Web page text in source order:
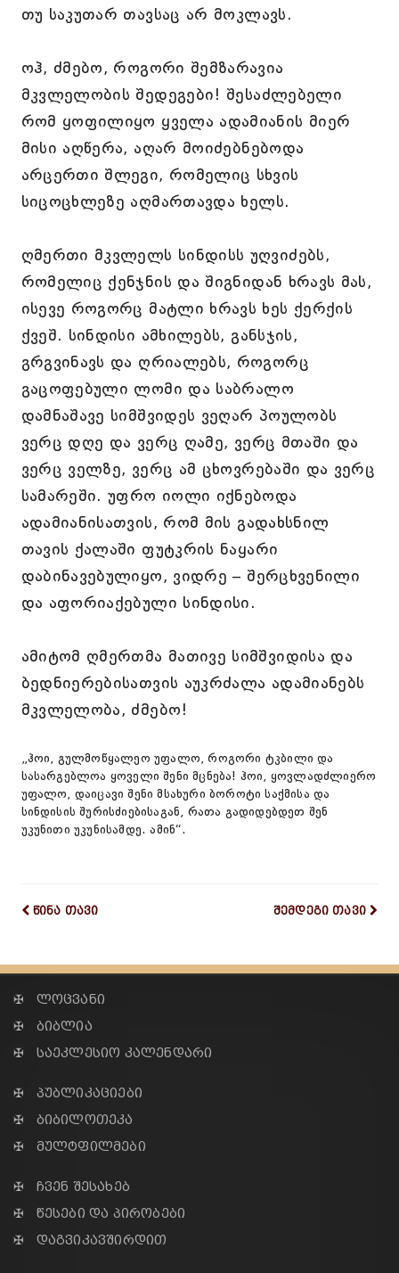
თუ საკუთარ თავსაც არ მოკლავს.
ოჰ, ძმებო, როგორი შემზარავია
მკვლელობის შედეგები! შესაძლებელი
რომ ყოფილიყო ყველა ადამიანის მიერ
მისი აღწერა, აღარ მოიძებნებოდა
არცერთი შლეგი, რომელიც სხვის
სიცოცხლეზე აღმართავდა ხელს.
ღმერთი მკვლელს სინდისს უღვიძებს,
რომელიც ქენჯნის და შიგნიდან ხრავს მას,
ისევე როგორც მატლი ხრავს ხეს ქერქის
ქვეშ. სინდისი ამხილებს, განსჯის,
გრგვინავს და ღრიალებს, როგორც
გაცოფებული ლომი და საბრალო
დამნაშავე სიმშვიდეს ვეღარ პოულობს
ვერც დღე და ვერც ღამე, ვერც მთაში და
ვერც ველზე, ვერც ამ ცხოვრებაში და ვერც
სამარეში. უფრო იოლი იქნებოდა
ადამიანისათვის, რომ მის გადახსნილ
თავის ქალაში ფუტკრის ნაყარი
დაბინავებულიყო, ვიდრე – შერცხვენილი
და აფორიაქებული სინდისი.
ამიტომ ღმერთმა მათივე სიმშვიდისა და
ბედნიერებისათვის აუკრძალა ადამიანებს
მკვლელობა, ძმებო!
„ჰოი, გულმოწყალეო უფალო, როგორი ტკბილი და
სასარგებლოა ყოველი შენი მცნება! ჰოი, ყოვლადძლიერო
უფალო, დაიცავი შენი მსახური ბოროტი საქმისა და
სინდისის შურისძიებისაგან, რათა გადიდებდეთ შენ
უკუნითი უკუნისამდე. ამინ“.
წინა თავი შემდეგი თავი
✠ ლოცვანი
✠ ბიბლია
✠ საეკლესიო კალენდარი
✠ პუბლიკაციები
✠ ბიბილოთეკა
✠ მულტფილმები
✠ ჩვენ შესახებ
✠ წესები და პირობები
✠ დაგვიკავშირდით